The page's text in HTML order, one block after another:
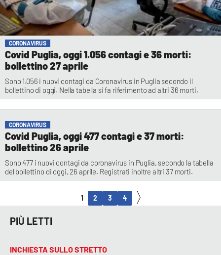
CORONAVIRUS
Covid Puglia, oggi 1.056 contagi e 36 morti:
bollettino 27 aprile
Sono 1.056 i nuovi contagi da Coronavirus in Puglia secondo il
bollettino di oggi. Nella tabella si fa riferimento ad altri 36 morti.
CORONAVIRUS
Covid Puglia, oggi 477 contagi e 37 morti:
bollettino 26 aprile
Sono 477 i nuovi contagi da coronavirus in Puglia, secondo la tabella
del bollettino di oggi, 26 aprile. Registrati inoltre altri 37 morti.
1 2 3 4
PIÙ LETTI
INCHIESTA SULLO STRETTO